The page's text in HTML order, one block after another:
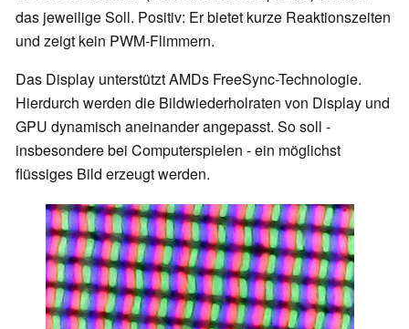
das jeweilige Soll. Positiv: Er bietet kurze Reaktionszeiten
und zeigt kein PWM-Flimmern.
Das Display unterstützt AMDs FreeSync-Technologie.
Hierdurch werden die Bildwiederholraten von Display und
GPU dynamisch aneinander angepasst. So soll -
insbesondere bei Computerspielen - ein möglichst
flüssiges Bild erzeugt werden.